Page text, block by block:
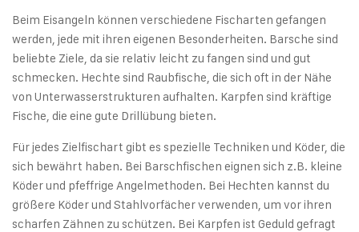
Beim Eisangeln können verschiedene Fischarten gefangen
werden, jede mit ihren eigenen Besonderheiten. Barsche sind
beliebte Ziele, da sie relativ leicht zu fangen sind und gut
schmecken. Hechte sind Raubfische, die sich oft in der Nähe
von Unterwasserstrukturen aufhalten. Karpfen sind kräftige
Fische, die eine gute Drillübung bieten.
Für jedes Zielfischart gibt es spezielle Techniken und Köder, die
sich bewährt haben. Bei Barschfischen eignen sich z.B. kleine
Köder und pfeffrige Angelmethoden. Bei Hechten kannst du
größere Köder und Stahlvorfächer verwenden, um vor ihren
scharfen Zähnen zu schützen. Bei Karpfen ist Geduld gefragt